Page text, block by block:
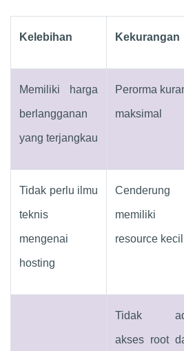
Kelebihan Kekurangan
Memiliki harga
berlangganan
yang terjangkau
Perorma
maksimal
Tidak perlu ilmu
teknis
mengenai
hosting
Cenderung
memiliki
resource kecil
Tidak
akses root